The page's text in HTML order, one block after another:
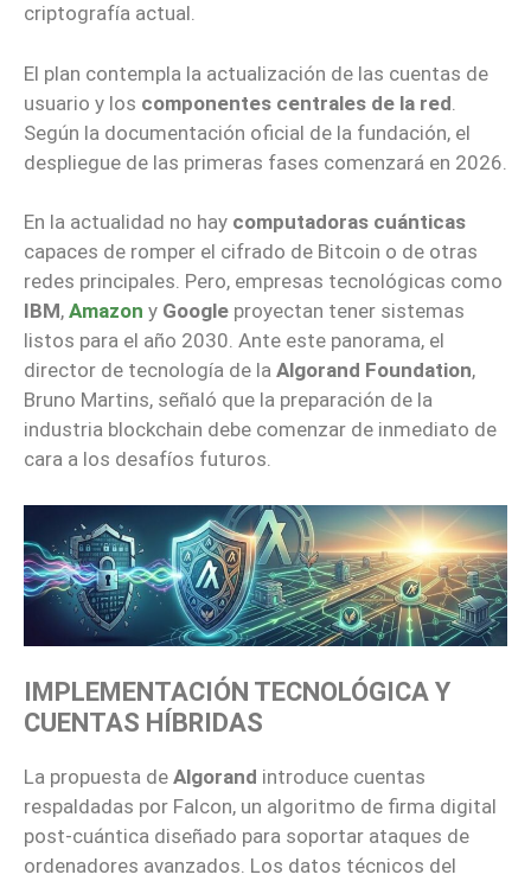
criptografía actual.
El plan contempla la actualización de las cuentas de
usuario y los componentes centrales de la red
Según la documentación oficial de la fundación, el
despliegue de las primeras fases comenzará en 2026.
En la actualidad no hay computadoras cuánticas
capaces de romper el cifrado de Bitcoin o de otras
redes principales. Pero, empresas tecnológicas como
IBM, Amazon y Google proyectan tener sistemas
listos para el año 2030. Ante este panorama, el
director de tecnología de la Algorand Foundation,
Bruno Martins, señaló que la preparación de la
industria blockchain debe comenzar de inmediato de
cara a los desafíos futuros.
IMPLEMENTACIÓN TECNOLÓGICA Y
CUENTAS HÍBRIDAS
La propuesta de Algorand introduce cuentas
respaldadas por Falcon, un algoritmo de firma digital
post-cuántica diseñado para soportar ataques de
ordenadores avanzados. Los datos técnicos del